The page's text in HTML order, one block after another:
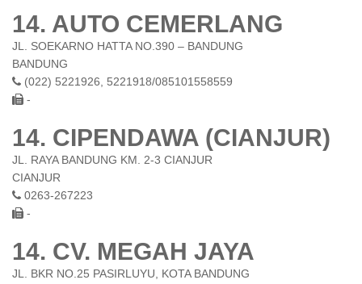
14. AUTO CEMERLANG
JL. SOEKARNO HATTA NO.390 – BANDUNG
BANDUNG
(022) 5221926, 5221918/085101558559
-
14. CIPENDAWA (CIANJUR)
JL. RAYA BANDUNG KM. 2-3 CIANJUR
CIANJUR
0263-267223
-
14. CV. MEGAH JAYA
JL. BKR NO.25 PASIRLUYU, KOTA BANDUNG